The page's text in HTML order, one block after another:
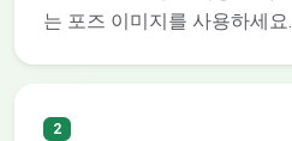
는 포즈 이미지를 사용하세요.
2